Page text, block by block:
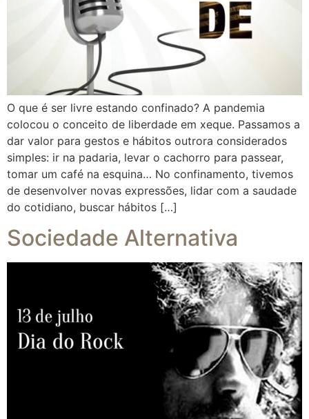
O que é ser livre estando confinado? A pandemia
colocou o conceito de liberdade em xeque. Passamos a
dar valor para gestos e hábitos outrora considerados
simples: ir na padaria, levar o cachorro para passear,
tomar um café na esquina… No confinamento, tivemos
de desenvolver novas expressões, lidar com a saudade
do cotidiano, buscar hábitos […]
Sociedade Alternativa